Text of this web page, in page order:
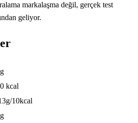
markalaşma değil, gerçek test
geliyor.
kcal
10kcal